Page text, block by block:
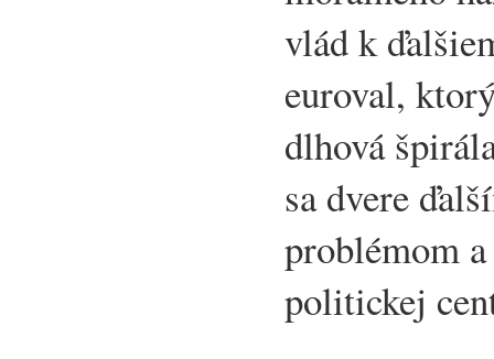
vlád k
euroval,
dlhová
sa dvere
problémom
politickej